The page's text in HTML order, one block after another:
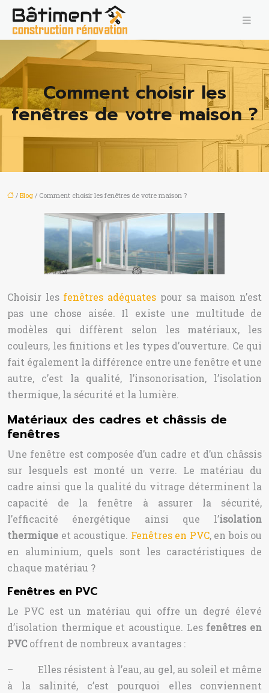
Comment choisir les
fenêtres de votre maison ?
/ Blog / Comment choisir les fenêtres de votre maison ?
Choisir les fenêtres adéquates pour sa maison n’est
pas une chose aisée. Il existe une multitude de
modèles qui diffèrent selon les matériaux, les
couleurs, les finitions et les types d’ouverture. Ce qui
fait également la différence entre une fenêtre et une
autre, c’est la qualité, l’insonorisation, l’isolation
thermique, la sécurité et la lumière.
Matériaux des cadres et châssis de
fenêtres
Une fenêtre est composée d’un cadre et d’un châssis
sur lesquels est monté un verre. Le matériau du
cadre ainsi que la qualité du vitrage déterminent la
capacité de la fenêtre à assurer la sécurité,
l’efficacité énergétique ainsi que l’isolation
thermique et acoustique. Fenêtres en PVC, en bois ou
en aluminium, quels sont les caractéristiques de
chaque matériau ?
Fenêtres en PVC
Le PVC est un matériau qui offre un degré élevé
d’isolation thermique et acoustique. Les fenêtres en
PVC offrent de nombreux avantages :
– Elles résistent à l’eau, au gel, au soleil et même
à la salinité, c’est pourquoi elles conviennent